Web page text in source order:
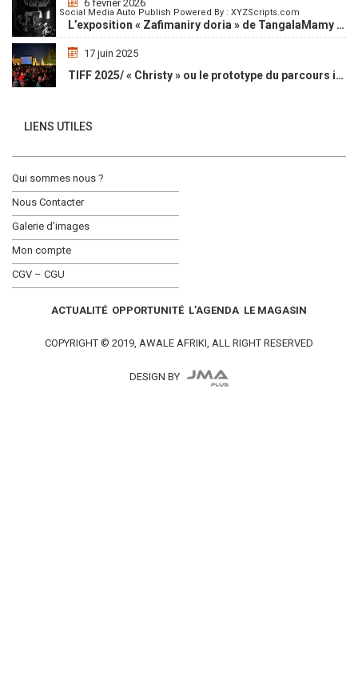
6 février 2026
L’exposition « Zafimaniry doria » de TangalaMamy honore la mémoire d’un peuple malgache
17 juin 2025
TIFF 2025/ « Christy » ou le prototype du parcours initiatique
LIENS UTILES
Qui sommes nous ?
Nous Contacter
Galerie d’images
Mon compte
CGV – CGU
ACTUALITÉ OPPORTUNITÉ L’AGENDA LE MAGASIN
COPYRIGHT © 2019, AWALE AFRIKI, ALL RIGHT RESERVED
DESIGN BY
Social Media Auto Publish Powered By : XYZScripts.com